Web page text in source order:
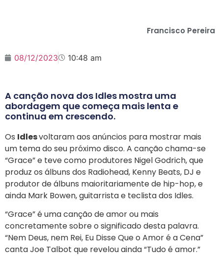
Francisco Pereira
08/12/2023 10:48 am
A canção nova dos Idles mostra uma
abordagem que começa mais lenta e
continua em crescendo.
Os Idlesvoltaram aos anúncios para mostrar mais
um tema do seu próximo disco. A canção chama-se
“Grace” e teve como produtores Nigel Godrich, que
produz os álbuns dos Radiohead, Kenny Beats, DJ e
produtor de álbuns maioritariamente de hip-hop, e
ainda Mark Bowen, guitarrista e teclista dos Idles.
“Grace” é uma canção de amor ou mais
concretamente sobre o significado desta palavra.
“Nem Deus, nem Rei, Eu Disse Que o Amor é a Cena”
canta Joe Talbot que revelou ainda “Tudo é amor.”